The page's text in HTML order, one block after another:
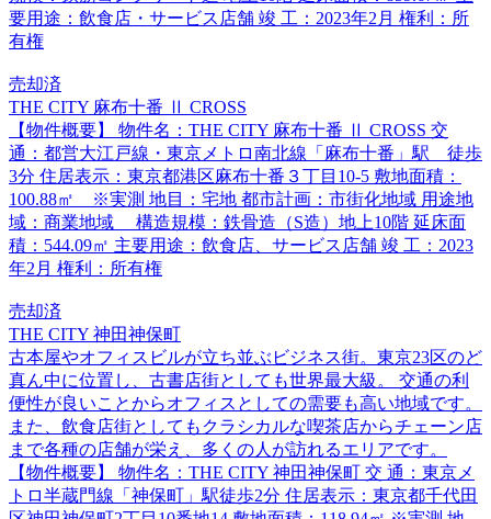
要用途：飲食店・サービス店舗 竣 工：2023年2月 権利：所
有権
売却済
THE CITY 麻布十番 Ⅱ CROSS
【物件概要】 物件名：THE CITY 麻布十番 Ⅱ CROSS 交
通：都営大江戸線・東京メトロ南北線「麻布十番」駅 徒歩
3分 住居表示：東京都港区麻布十番３丁目10-5 敷地面積：
100.88㎡ ※実測 地目：宅地 都市計画：市街化地域 用途地
域：商業地域 構造規模：鉄骨造（S造）地上10階 延床面
積：544.09㎡ 主要用途：飲食店、サービス店舗 竣 工：2023
年2月 権利：所有権
売却済
THE CITY 神田神保町
古本屋やオフィスビルが立ち並ぶビジネス街。東京23区のど
真ん中に位置し、古書店街としても世界最大級。 交通の利
便性が良いことからオフィスとしての需要も高い地域です。
また、飲食店街としてもクラシカルな喫茶店からチェーン店
まで各種の店舗が栄え、多くの人が訪れるエリアです。
【物件概要】 物件名：THE CITY 神田神保町 交 通：東京メ
トロ半蔵門線「神保町」駅徒歩2分 住居表示：東京都千代田